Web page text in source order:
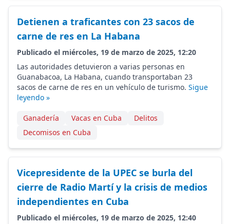
Detienen a traficantes con 23 sacos de
carne de res en La Habana
Publicado el miércoles, 19 de marzo de 2025, 12:20
Las autoridades detuvieron a varias personas en
Guanabacoa, La Habana, cuando transportaban 23
sacos de carne de res en un vehículo de turismo. Sigue
leyendo »
Ganadería Vacas en Cuba
Delitos
Decomisos en Cuba
Vicepresidente de la UPEC se burla del
cierre de Radio Martí y la crisis de medios
independientes en Cuba
Publicado el miércoles, 19 de marzo de 2025, 12:40